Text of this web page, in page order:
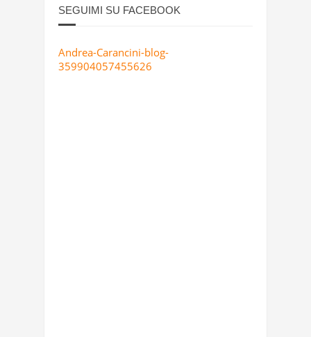
SEGUIMI SU FACEBOOK
Andrea-Carancini-blog-
359904057455626